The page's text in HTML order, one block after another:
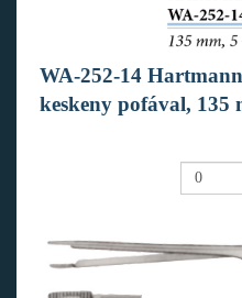
WA-252-14
keskeny pofával, 135